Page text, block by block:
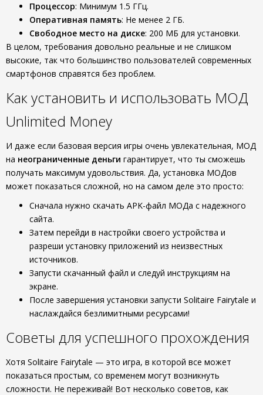
Процессор: Минимум 1.5 ГГц.
Оперативная память: Не менее 2 ГБ.
Свободное место на диске: 200 МБ для установки.
В целом, требования довольно реальные и не слишком
высокие, так что большинство пользователей современных
смартфонов справятся без проблем.
Как установить и использовать МОД
Unlimited Money
И даже если базовая версия игры очень увлекательная, МОД
на неограниченные деньги гарантирует, что ты сможешь
получать максимум удовольствия. Да, установка МОДов
может показаться сложной, но на самом деле это просто:
Сначала нужно скачать APK-файл МОДа с надежного
сайта.
Затем перейди в настройки своего устройства и
разреши установку приложений из неизвестных
источников.
Запусти скачанный файл и следуй инструкциям на
экране.
После завершения установки запусти Solitaire Fairytale и
наслаждайся безлимитными ресурсами!
Советы для успешного прохождения
Хотя Solitaire Fairytale — это игра, в которой все может
показаться простым, со временем могут возникнуть
сложности. Не переживай! Вот несколько советов, как